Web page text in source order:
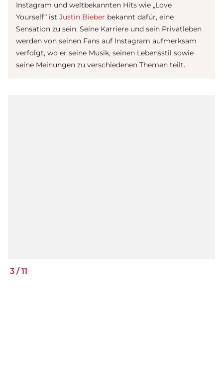
Instagram und weltbekannten Hits wie „Love
Yourself“ ist Justin Bieber bekannt dafür, eine
Sensation zu sein. Seine Karriere und sein Privatleben
werden von seinen Fans auf Instagram aufmerksam
verfolgt, wo er seine Musik, seinen Lebensstil sowie
seine Meinungen zu verschiedenen Themen teilt.
3 /11